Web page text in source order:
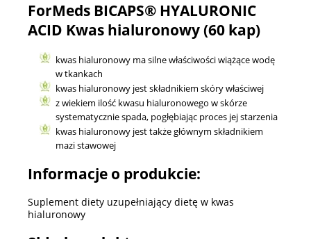
ForMeds BICAPS® HYALURONIC
ACID Kwas hialuronowy (60 kap)
kwas hialuronowy ma silne właściwości wiążące wodę
w tkankach
kwas hialuronowy jest składnikiem skóry właściwej
z wiekiem ilość kwasu hialuronowego w skórze
systematycznie spada, pogłębiając proces jej starzenia
kwas hialuronowy jest także głównym składnikiem
mazi stawowej
Informacje o produkcie:
Suplement diety uzupełniający dietę w kwas
hialuronowy